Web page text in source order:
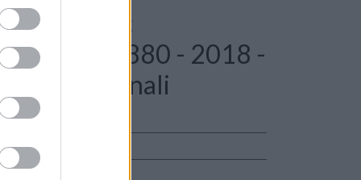
Montblanc
ref: 114880 - 2018 -
originali